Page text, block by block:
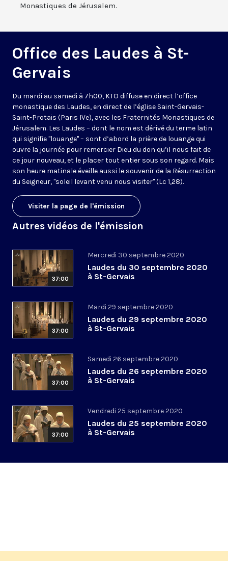
Monastiques de Jérusalem.
Office des Laudes à St-
Gervais
Du mardi au samedi à 7h00, KTO diffuse en direct l’office
monastique des Laudes, en direct de l’église Saint-Gervais-
Saint-Protais (Paris IVe), avec les Fraternités Monastiques de
Jérusalem. Les Laudes – dont le nom est dérivé du terme latin
qui signifie "louange" – sont d’abord la prière de louange qui
ouvre la journée pour remercier Dieu du don qu’il nous fait de
ce jour nouveau, et le placer tout entier sous son regard. Mais
son heure matinale éveille aussi le souvenir de la Résurrection
du Seigneur, "soleil levant venu nous visiter" (Lc 1,28).
Visiter la page de l'émission
Autres vidéos de l'émission
37:00
Mercredi 30 septembre 2020
Laudes du 30 septembre 2020
à St-Gervais
37:00
Mardi 29 septembre 2020
Laudes du 29 septembre 2020
à St-Gervais
37:00
Samedi 26 septembre 2020
Laudes du 26 septembre 2020
à St-Gervais
37:00
Vendredi 25 septembre 2020
Laudes du 25 septembre 2020
à St-Gervais